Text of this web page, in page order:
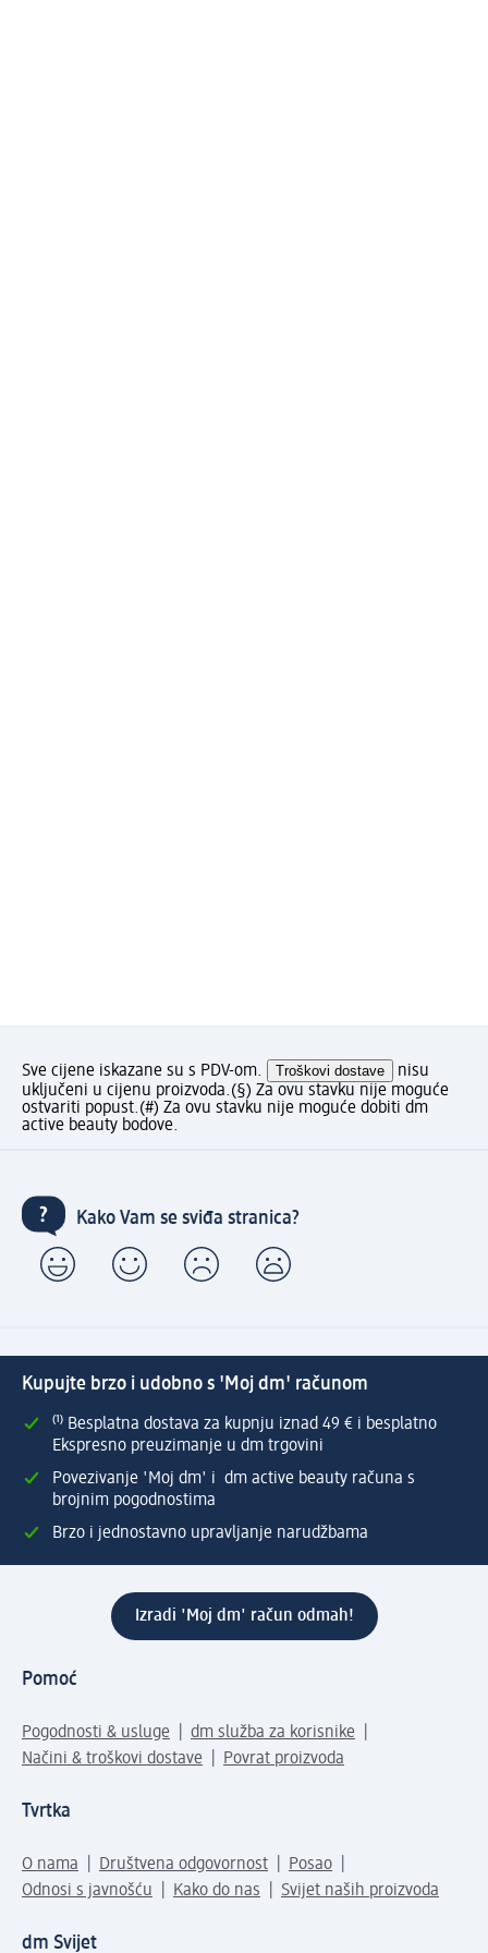
Sve cijene iskazane su s PDV-om. Troškovi dostave
nisu
uključeni u cijenu proizvoda.(§) Za ovu stavku nije moguće
ostvariti popust.(#) Za ovu stavku nije moguće dobiti dm
active beauty bodove.
Kako Vam se sviđa stranica?
Kupujte brzo i udobno s 'Moj dm' računom
⁽¹⁾ Besplatna dostava za kupnju iznad 49 € i besplatno
Ekspresno preuzimanje u dm trgovini
Povezivanje 'Moj dm' i dm active beauty računa s
brojnim pogodnostima
Brzo i jednostavno upravljanje narudžbama
Izradi 'Moj dm' račun odmah!
Pomoć
Pogodnosti & usluge
dm služba za korisnike
Načini & troškovi dostave
Povrat proizvoda
Tvrtka
O nama Društvena odgovornost
Posao
Odnosi s javnošću
Kako do nas Svijet naših proizvoda
dm Svijet